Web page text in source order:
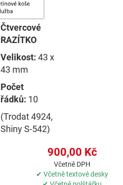
Čtvercové
RAZÍTKO
Velikost: 43 x
43 mm
Počet
řádků: 10
(Trodat 4924,
Shiny S-542)
900,00 Kč
Včetně DPH
✔ Včetně textové desky